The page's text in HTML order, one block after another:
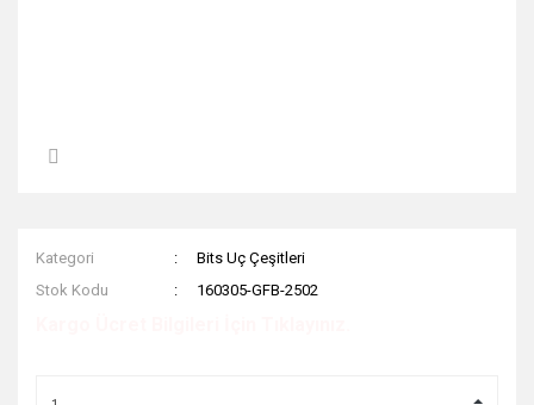
Kategori
Bits Uç Çeşitleri
Stok Kodu
160305-GFB-2502